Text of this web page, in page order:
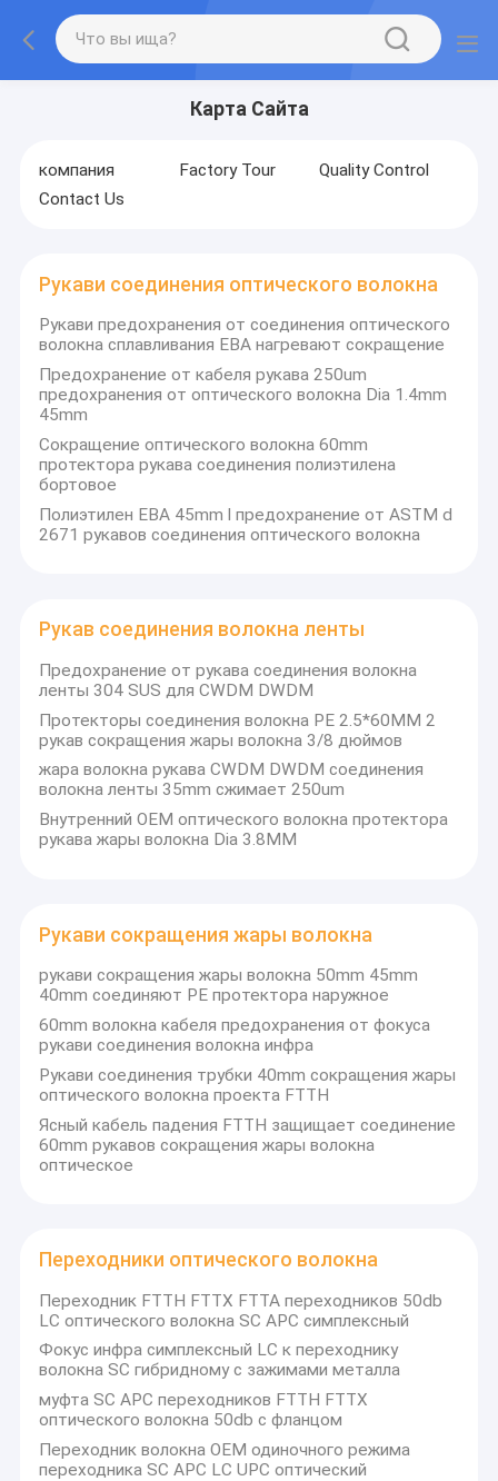
Карта Сайта
компания Factory Tour
Quality Control
Contact Us
Рукави соединения оптического волокна
Рукави предохранения от соединения оптического
волокна сплавливания ЕВА нагревают сокращение
Предохранение от кабеля рукава 250um
предохранения от оптического волокна Dia 1.4mm
45mm
Сокращение оптического волокна 60mm
протектора рукава соединения полиэтилена
бортовое
Полиэтилен ЕВА 45mm l предохранение от ASTM d
2671 рукавов соединения оптического волокна
Рукав соединения волокна ленты
Предохранение от рукава соединения волокна
ленты 304 SUS для CWDM DWDM
Протекторы соединения волокна PE 2.5*60MM 2
рукав сокращения жары волокна 3/8 дюймов
жара волокна рукава CWDM DWDM соединения
волокна ленты 35mm сжимает 250um
Внутренний OEM оптического волокна протектора
рукава жары волокна Dia 3.8MM
Рукави сокращения жары волокна
рукави сокращения жары волокна 50mm 45mm
40mm соединяют PE протектора наружное
60mm волокна кабеля предохранения от фокуса
рукави соединения волокна инфра
Рукави соединения трубки 40mm сокращения жары
оптического волокна проекта FTTH
Ясный кабель падения FTTH защищает соединение
60mm рукавов сокращения жары волокна
оптическое
Переходники оптического волокна
Переходник FTTH FTTX FTTA переходников 50db
LC оптического волокна SC APC симплексный
Фокус инфра симплексный LC к переходнику
волокна SC гибридному с зажимами металла
муфта SC APC переходников FTTH FTTX
оптического волокна 50db с фланцом
Переходник волокна OEM одиночного режима
переходника SC APC LC UPC оптический